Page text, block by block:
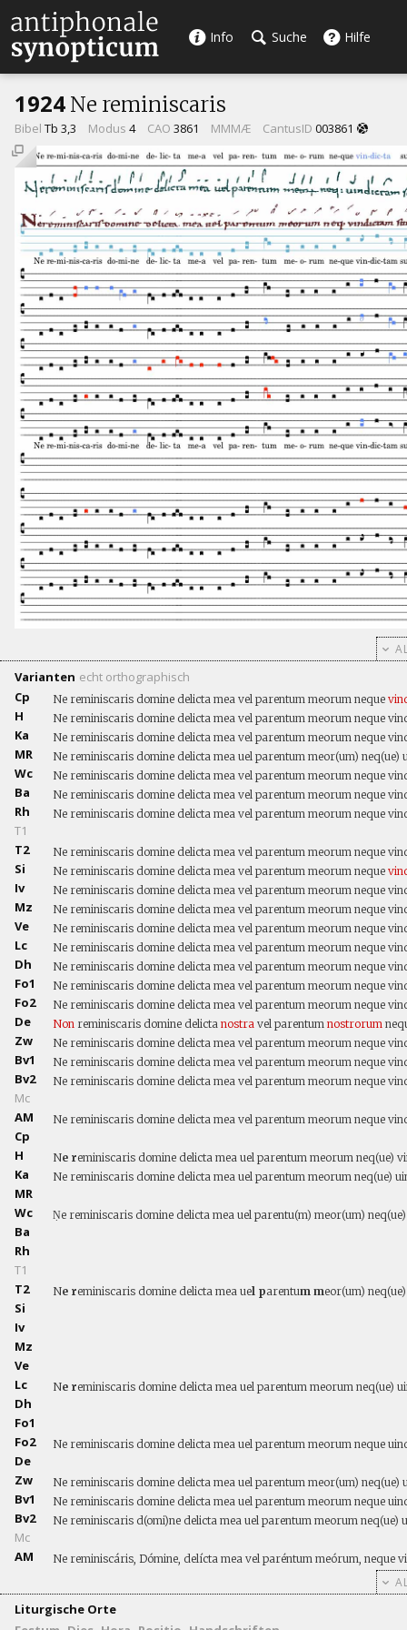
Info Suche Hilfe
1924 Ne reminiscaris
Bibel Tb 3,3 Modus 4 CAO 3861 MMMÆ CantusID 003861
Varianten echt orthographisch
Cp
Ne reminiscaris domine delicta mea vel parentum meorum neque
H Ne reminiscaris domine delicta mea vel parentum meorum neque
Ka Ne reminiscaris domine delicta mea vel parentum meorum neque
MR Ne reminiscaris domine delicta mea uel parentum meor(um) neq(ue)
Wc Ne reminiscaris domine delicta mea vel parentum meorum neque
Ba Ne reminiscaris domine delicta mea vel parentum meorum neque
Rh Ne reminiscaris domine delicta mea vel parentum meorum neque
T1
T2
Ne reminiscaris domine delicta mea vel parentum meorum neque
Si Ne reminiscaris domine delicta mea vel parentum meorum neque
Iv Ne reminiscaris domine delicta mea vel parentum meorum neque
Mz Ne reminiscaris domine delicta mea vel parentum meorum neque
Ve Ne reminiscaris domine delicta mea vel parentum meorum neque
Lc Ne reminiscaris domine delicta mea vel parentum meorum neque
Dh Ne reminiscaris domine delicta mea vel parentum meorum neque
Fo1 Ne reminiscaris domine delicta mea vel parentum meorum neque
Fo2 Ne reminiscaris domine delicta mea vel parentum meorum neque
De Non reminiscaris domine delicta nostra vel parentum nostrorum
Zw Ne reminiscaris domine delicta mea vel parentum meorum neque
Bv1 Ne reminiscaris domine delicta mea vel parentum meorum neque
Bv2 Ne reminiscaris domine delicta mea vel parentum meorum neque
Mc
AM
Ne reminiscaris domine delicta mea vel parentum meorum neque
Cp
H
Ne reminiscaris domine delicta mea uel parentum meorum neq(ue)
Ka Ne reminiscaris domine delicta mea uel parentum meorum neq(ue)
MR
Wc
Ṇe reminiscaris domine delicta mea uel parentu(m) meor(um)
Ba
Rh
T1
T2
Ne reminiscaris domine delicta mea uel parentum meor(um)
Si
Iv
Mz
Ve
Lc
Ne reminiscaris domine delicta mea uel parentum meorum neq(ue)
Dh
Fo1
Fo2
Ne reminiscaris domine delicta mea uel parentum meorum neque
De
Zw
Ne reminiscaris domine delicta mea uel parentum meor(um) neq(ue)
Bv1 Ne reminiscaris domine delicta mea uel parentum meorum neque
Bv2 Ne reminiscaris d(omi)ne delicta mea uel parentum meorum neq(ue)
Mc
AM
Ne reminiscáris, Dómine, delícta mea vel paréntum meórum, neque
Liturgische Orte